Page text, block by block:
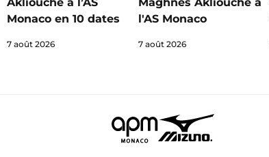
Monaco en 10 dates
7 août 2026
l'AS Monaco
7 août 2026